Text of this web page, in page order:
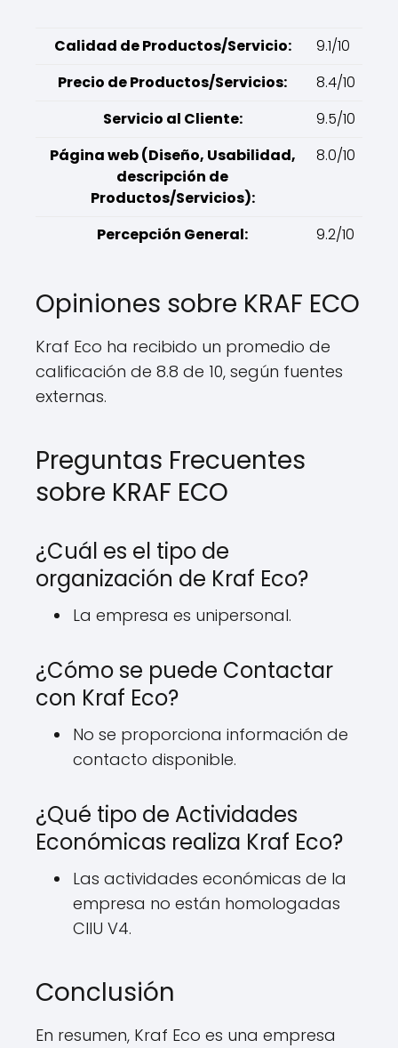
Calidad de Productos/Servicio:
9.1/10
Precio de Productos/Servicios:
8.4/10
Servicio al Cliente:
9.5/10
Página web (Diseño, Usabilidad,
descripción de
Productos/Servicios):
8.0/10
Percepción General: 9.2/10
Opiniones sobre KRAF ECO
Kraf Eco ha recibido un promedio de
calificación de 8.8 de 10, según fuentes
externas.
Preguntas Frecuentes
sobre KRAF ECO
¿Cuál es el tipo de
organización de Kraf Eco?
La empresa es unipersonal.
¿Cómo se puede Contactar
con Kraf Eco?
No se proporciona información de
contacto disponible.
¿Qué tipo de Actividades
Económicas realiza Kraf Eco?
Las actividades económicas de la
empresa no están homologadas
CIIU V4.
Conclusión
En resumen, Kraf Eco es una empresa